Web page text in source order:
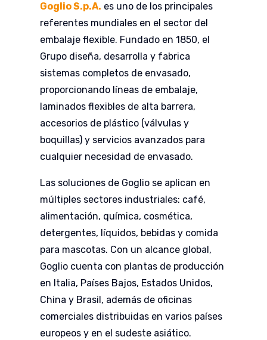
Goglio S.p.A. es uno de los principales
referentes mundiales en el sector del
embalaje flexible. Fundado en 1850, el
Grupo diseña, desarrolla y fabrica
sistemas completos de envasado,
proporcionando líneas de embalaje,
laminados flexibles de alta barrera,
accesorios de plástico (válvulas y
boquillas) y servicios avanzados para
cualquier necesidad de envasado.
Las soluciones de Goglio se aplican en
múltiples sectores industriales: café,
alimentación, química, cosmética,
detergentes, líquidos, bebidas y comida
para mascotas. Con un alcance global,
Goglio cuenta con plantas de producción
en Italia, Países Bajos, Estados Unidos,
China y Brasil, además de oficinas
comerciales distribuidas en varios países
europeos y en el sudeste asiático.